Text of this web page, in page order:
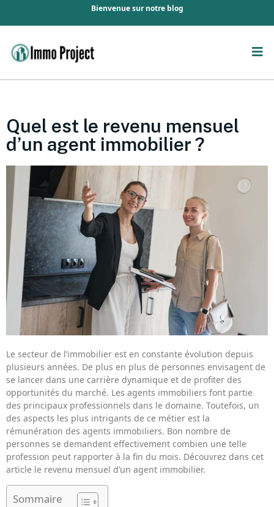
Bienvenue sur notre blog
Quel est le revenu mensuel
d’un agent immobilier ?
Le secteur de l’immobilier est en constante évolution depuis
plusieurs années. De plus en plus de personnes envisagent de
se lancer dans une carrière dynamique et de profiter des
opportunités du marché. Les agents immobiliers font partie
des principaux professionnels dans le domaine. Toutefois, un
des aspects les plus intrigants de ce métier est la
rémunération des agents immobiliers. Bon nombre de
personnes se demandent effectivement combien une telle
profession peut rapporter à la fin du mois. Découvrez dans cet
article le revenu mensuel d’un agent immobilier.
Sommaire